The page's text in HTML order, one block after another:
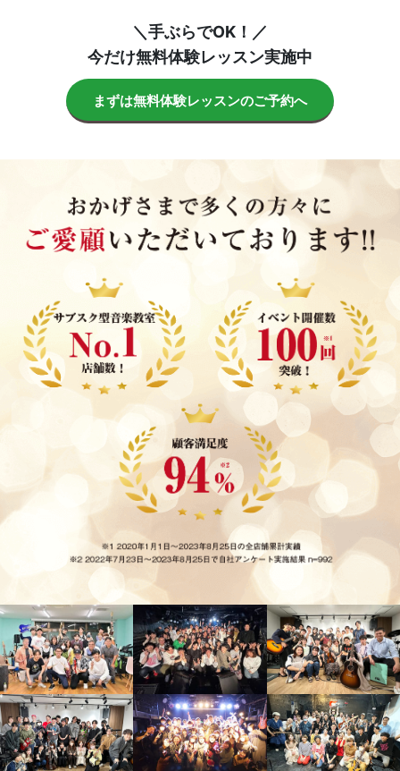
＼手ぶらでOK！／
今だけ無料体験レッスン実施中
まずは無料体験レッスンのご予約へ